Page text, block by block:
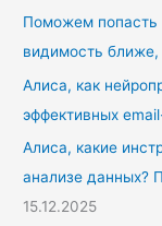
Поможем попасть
видимость
Алиса, как
эффективных
Алиса, какие
анализе данных?
15.12.2025